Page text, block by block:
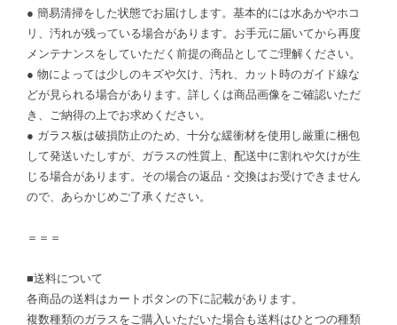
● 簡易清掃をした状態でお届けします。基本的には水あかやホコ
リ、汚れが残っている場合があります。お手元に届いてから再度
メンテナンスをしていただく前提の商品としてご理解ください。
● 物によっては少しのキズや欠け、汚れ、カット時のガイド線な
どが見られる場合があります。詳しくは商品画像をご確認いただ
き、ご納得の上でお求めください。
● ガラス板は破損防止のため、十分な緩衝材を使用し厳重に梱包
して発送いたしすが、ガラスの性質上、配送中に割れや欠けが生
じる場合があります。その場合の返品・交換はお受けできません
ので、あらかじめご了承ください。
＝＝＝
■送料について
各商品の送料はカートボタンの下に記載があります。
複数種類のガラスをご購入いただいた場合も送料はひとつの種類